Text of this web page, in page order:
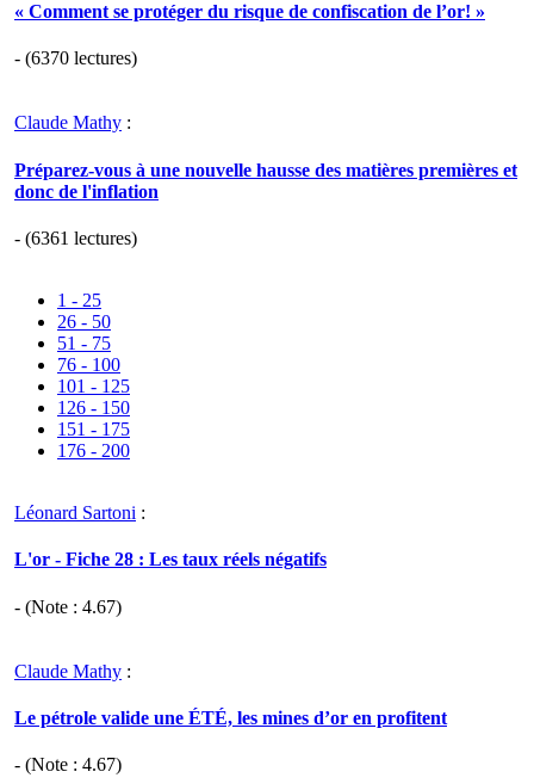
« Comment se protéger du risque de confiscation de l’or! »
- (6370 lectures)
Claude Mathy :
Préparez-vous à une nouvelle hausse des matières premières et
donc de l'inflation
- (6361 lectures)
1 - 25
26 - 50
51 - 75
76 - 100
101 - 125
126 - 150
151 - 175
176 - 200
Léonard Sartoni :
L'or - Fiche 28 : Les taux réels négatifs
- (Note : 4.67)
Claude Mathy :
Le pétrole valide une ÉTÉ, les mines d’or en profitent
- (Note : 4.67)